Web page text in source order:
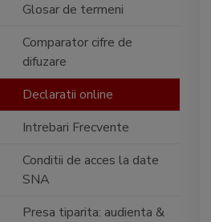
Glosar de termeni
Comparator cifre de
difuzare
Declaratii online
Intrebari Frecvente
Conditii de acces la date
SNA
Presa tiparita: audienta &